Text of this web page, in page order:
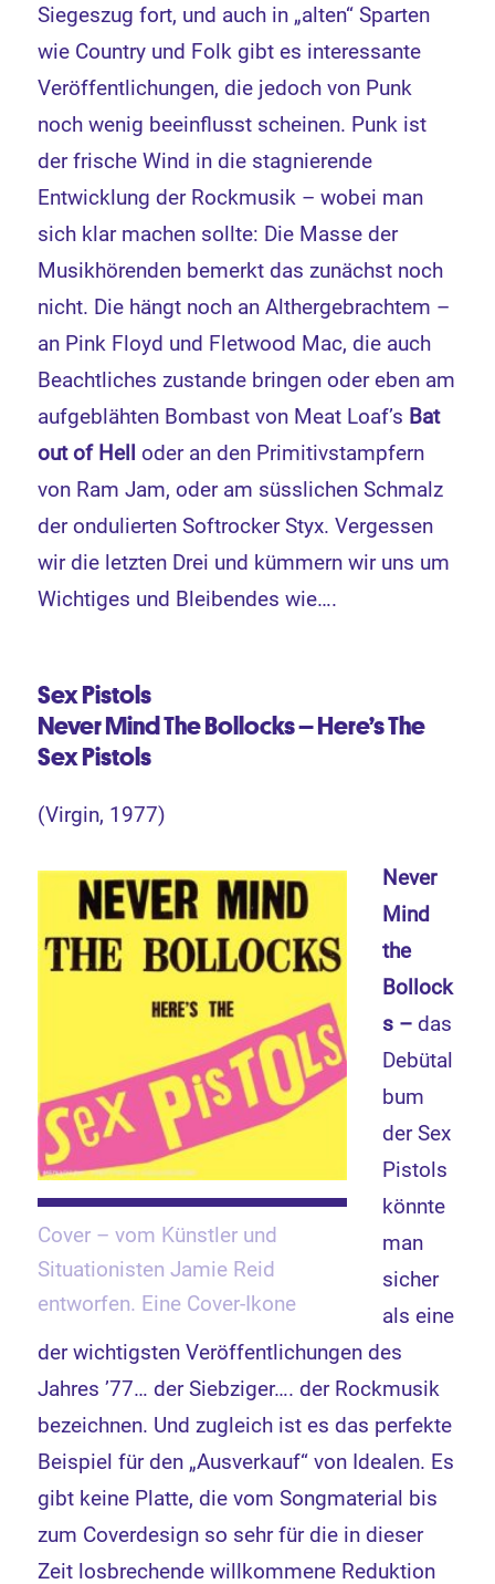
Siegeszug fort, und auch in „alten“ Sparten
wie Country und Folk gibt es interessante
Veröffentlichungen, die jedoch von Punk
noch wenig beeinflusst scheinen. Punk ist
der frische Wind in die stagnierende
Entwicklung der Rockmusik – wobei man
sich klar machen sollte: Die Masse der
Musikhörenden bemerkt das zunächst noch
nicht. Die hängt noch an Althergebrachtem –
an Pink Floyd und Fletwood Mac, die auch
Beachtliches zustande bringen oder eben am
aufgeblähten Bombast von Meat Loaf’s Bat
out of Helloder an den Primitivstampfern
von Ram Jam, oder am süsslichen Schmalz
der ondulierten Softrocker Styx. Vergessen
wir die letzten Drei und kümmern wir uns um
Wichtiges und Bleibendes wie….
Sex Pistols
Never Mind The Bollocks – Here’s The
Sex Pistols
(Virgin, 1977)
Cover – vom Künstler und
Situationisten Jamie Reid
entworfen. Eine Cover-Ikone
Never
Mind
the
Bollock
s – das
Debütal
bum
der Sex
Pistols
könnte
man
sicher
als eine
der wichtigsten Veröffentlichungen des
Jahres ’77… der Siebziger…. der Rockmusik
bezeichnen. Und zugleich ist es das perfekte
Beispiel für den „Ausverkauf“ von Idealen. Es
gibt keine Platte, die vom Songmaterial bis
zum Coverdesign so sehr für die in dieser
Zeit losbrechende willkommene Reduktion